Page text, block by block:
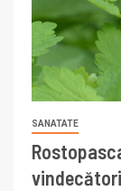
SANATATE